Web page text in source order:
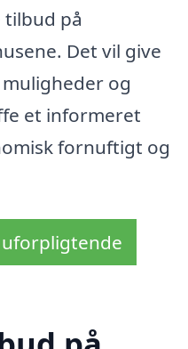
på
Det vil give
og
et informeret
fornuftigt og